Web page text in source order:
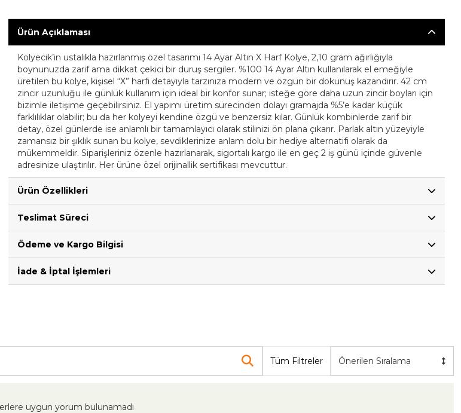
Ürün Açıklaması
Kolyecik’in ustalıkla hazırlanmış özel tasarımı 14 Ayar Altın X Harf Kolye, 2,10 gram ağırlığıyla
boynunuzda zarif ama dikkat çekici bir duruş sergiler. %100 14 Ayar Altın kullanılarak el emeğiyle
üretilen bu kolye, kişisel “X” harfi detayıyla tarzınıza modern ve özgün bir dokunuş kazandırır. 42 cm
zincir uzunluğu ile günlük kullanım için ideal bir konfor sunar; isteğe göre daha uzun zincir boyları için
bizimle iletişime geçebilirsiniz. El yapımı üretim sürecinden dolayı gramajda %5’e kadar küçük
farklılıklar olabilir; bu da her kolyeyi kendine özgü ve benzersiz kılar. Günlük kombinlerde zarif bir
detay, özel günlerde ise anlamlı bir tamamlayıcı olarak stilinizi ön plana çıkarır. Parlak altın yüzeyiyle
zamansız bir şıklık sunan bu kolye, sevdiklerinize anlam dolu bir hediye alternatifi olarak da
mükemmeldir. Siparişleriniz özenle hazırlanarak, sigortalı kargo ile en geç 2 iş günü içinde güvenle
adresinize ulaştırılır. Her ürüne özel orijinallik sertifikası mevcuttur.
Ürün Özellikleri
Teslimat Süreci
Ödeme ve Kargo Bilgisi
İade & İptal İşlemleri
Tüm Filtreler Önerilen Sıralama
uygun yorum bulunamadı